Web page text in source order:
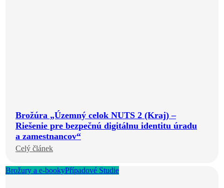
Brožúra „Územný celok NUTS 2 (Kraj) –
Riešenie pre bezpečnú digitálnu identitu úradu
a zamestnancov“
Celý článek
Brožury a e-bookyPřípadové Studie